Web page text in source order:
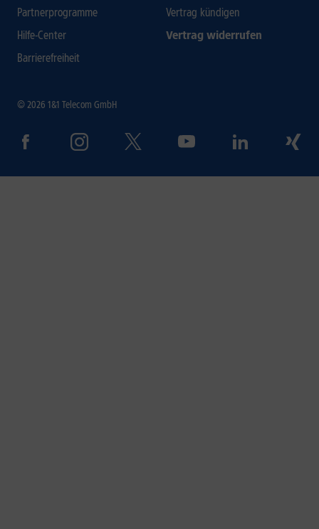
Partnerprogramme
Hilfe-Center
Barrierefreiheit
Vertrag kündigen
Vertrag widerrufen
© 2026 1&1 Telecom GmbH